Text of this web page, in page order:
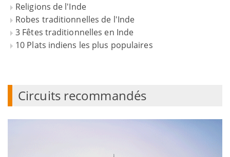
Religions de l'Inde
Robes traditionnelles de l'Inde
3 Fêtes traditionnelles en Inde
10 Plats indiens les plus populaires
Circuits recommandés